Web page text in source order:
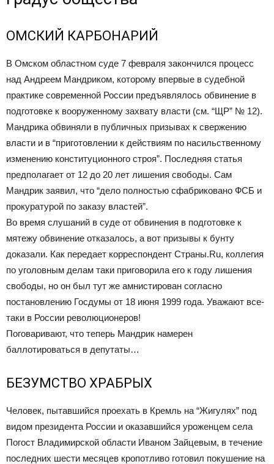
ОМСКИЙ КАРБОНАРИЙ
В Омском областном суде 7 февраля закончился процесс
над Андреем Мандриком, которому впервые в судебной
практике современной России предъявлялось обвинение в
подготовке к вооруженному захвату власти (см. “ЩР” № 12).
Мандрика обвиняли в публичных призывах к свержению
власти и в “приготовлении к действиям по насильственному
изменению конституционного строя”. Последняя статья
предполагает от 12 до 20 лет лишения свободы. Сам
Мандрик заявил, что “дело полностью сфабриковано ФСБ и
прокуратурой по заказу властей”.
Во время слушаний в суде от обвинения в подготовке к
мятежу обвинение отказалось, а вот призывы к бунту
доказали. Как передает корреспондент Страны.Ru, коллегия
по уголовным делам таки приговорила его к году лишения
свободы, но он был тут же амнистирован согласно
постановлению Госдумы от 18 июня 1999 года. Уважают все-
таки в России революционеров!
Поговаривают, что теперь Мандрик намерен
баллотироваться в депутаты…
БЕЗУМСТВО ХРАБРЫХ
Человек, пытавшийся проехать в Кремль на “Жигулях” под
видом президента России и оказавшийся уроженцем села
Погост Владимирской области Иваном Зайцевым, в течение
последних шести месяцев кропотливо готовил покушение на